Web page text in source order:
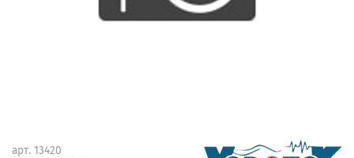
арт. 13420